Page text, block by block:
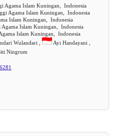
Agama Islam Kuningan, Indonesia
Agama Islam Kuningan, Indonesia
Islam Kuningan, Indonesia
Islam Kuningan, Indonesia
Islam Kuningan, Indonesia
Wulandari ,
Ayi Handayani ,
Ningrum